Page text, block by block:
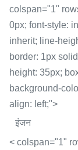
colspan="1"
0px; font-style:
inherit; line-
border: 1px
height: 35px;
background-
align: left;">
इंजन
< colspan="1"